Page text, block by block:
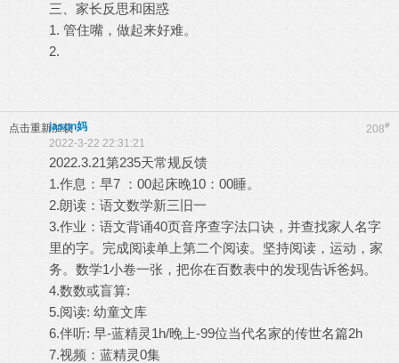
三、家长反思和困惑
1. 管住嘴，做起来好难。
2.
点击重新加载 208#
jason妈
2022-3-22 22:31:21
2022.3.21第235天常规反馈
1.作息：早7 ：00起床晚10：00睡。
2.朗读：语文数学新三旧一
3.作业：语文背诵40页音序查字法口诀，并查找家人名字
里的字。完成阅读单上第二个阅读。坚持阅读，运动，家
务。数学1小卷一张，把你在百数表中的发现告诉爸妈。
4.数数或盲算:
5.阅读: 幼童文库
6.伴听: 早-蓝精灵1h/晚上-99位当代名家的传世名篇2h
7.视频：蓝精灵0集